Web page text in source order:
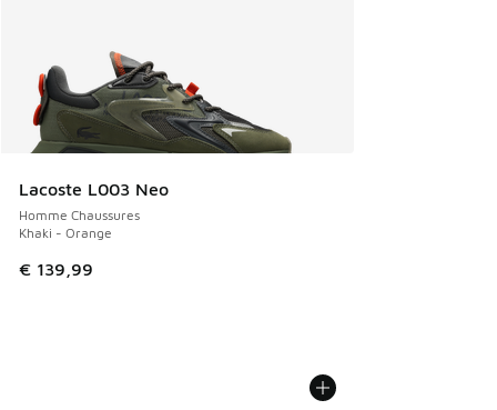
Lacoste L003 Neo
Homme Chaussures
Khaki - Orange
€ 139,99